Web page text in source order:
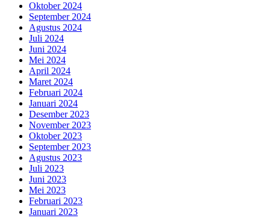
Oktober 2024
September 2024
Agustus 2024
Juli 2024
Juni 2024
Mei 2024
April 2024
Maret 2024
Februari 2024
Januari 2024
Desember 2023
November 2023
Oktober 2023
September 2023
Agustus 2023
Juli 2023
Juni 2023
Mei 2023
Februari 2023
Januari 2023